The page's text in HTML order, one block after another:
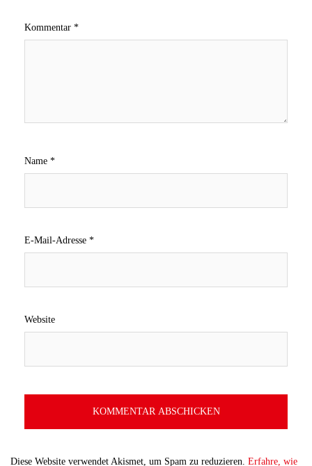
Kommentar *
Name *
E-Mail-Adresse *
Website
Diese Website verwendet Akismet, um Spam zu reduzieren. Erfahre, wie